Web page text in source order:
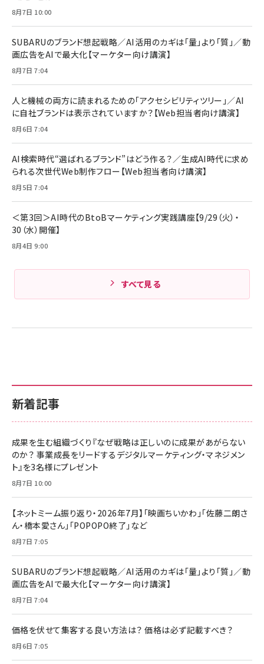
新着記事
成果を生む組織づくり『なぜ戦略は正しいのに成果があがらない
のか？ 事業成長をリードするデジタルマーケティング・マネジメン
ト』を3名様にプレゼント
8月7日 10:00
【ネットミーム振り返り・2026年7月】「映画ちいかわ」「佐藤二朗さ
ん・橋本愛さん」「POPOPO終了」など
8月7日 7:05
SUBARUのブランド想起戦略／AI活用のカギは「量」より「質」／動
画広告をAIで最大化【マーケター向け講演】
8月7日 7:04
価格を伏せて集客する良い方法は？ 価格は必ず記載すべき？
8月6日 7:05
8月7日 10:00
SUBARUのブランド想起戦略／AI活用のカギは「量」より「質」／動
画広告をAIで最大化【マーケター向け講演】
8月7日 7:04
人と機械の両方に読まれるための「アクセシビリティツリー」／AI
に自社ブランドは表示されていますか？【Web担当者向け講演】
8月6日 7:04
AI検索時代“選ばれるブランド”はどう作る？／生成AI時代に求め
られる次世代Web制作フロー【Web担当者向け講演】
8月5日 7:04
＜第3回＞AI時代のBtoBマーケティング実践講座【9/29（火）・
30（水）開催】
8月4日 9:00
すべて見る